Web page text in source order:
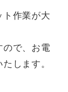
作業が大
ので、お電
します。